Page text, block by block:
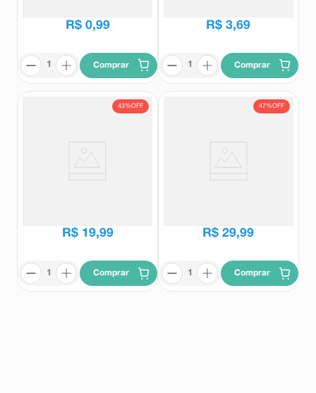
R$ 0,99
Comprar
R$ 3,69
Comprar
43%OFF
Body Splash Giovanna Baby
R$ 19,99
Comprar
47%OFF
Máscara de Cílios Vult Extreme
R$ 29,99
Comprar